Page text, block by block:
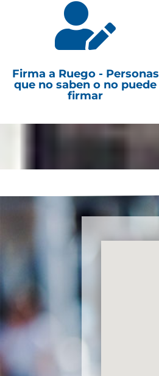

Firma a Ruego - Personas
que no saben o no puede
firmar